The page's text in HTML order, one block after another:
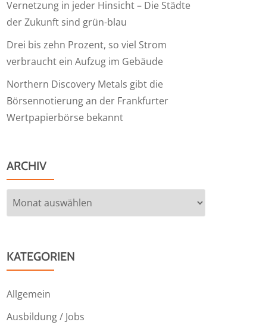
Vernetzung in jeder Hinsicht – Die Städte
der Zukunft sind grün-blau
Drei bis zehn Prozent, so viel Strom
verbraucht ein Aufzug im Gebäude
Northern Discovery Metals gibt die
Börsennotierung an der Frankfurter
Wertpapierbörse bekannt
ARCHIV
Archiv
KATEGORIEN
Allgemein
Ausbildung / Jobs